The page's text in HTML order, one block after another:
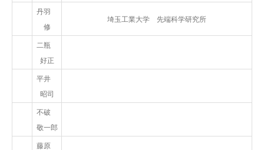
丹羽
修
埼玉工業大学 先端科学研究所
二瓶
好正
平井
昭司
不破
敬一郎
藤原